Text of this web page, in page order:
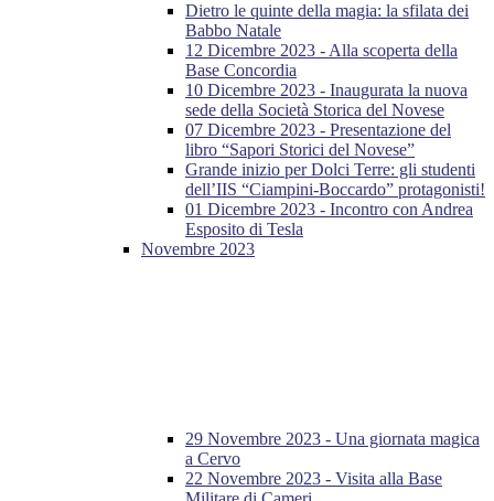
Dietro le quinte della magia: la sfilata dei
Babbo Natale
12 Dicembre 2023 - Alla scoperta della
Base Concordia
10 Dicembre 2023 - Inaugurata la nuova
sede della Società Storica del Novese
07 Dicembre 2023 - Presentazione del
libro “Sapori Storici del Novese”
Grande inizio per Dolci Terre: gli studenti
dell’IIS “Ciampini-Boccardo” protagonisti!
01 Dicembre 2023 - Incontro con Andrea
Esposito di Tesla
Novembre 2023
29 Novembre 2023 - Una giornata magica
a Cervo
22 Novembre 2023 - Visita alla Base